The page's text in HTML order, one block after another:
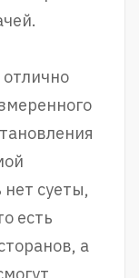
суеты,
есть
а